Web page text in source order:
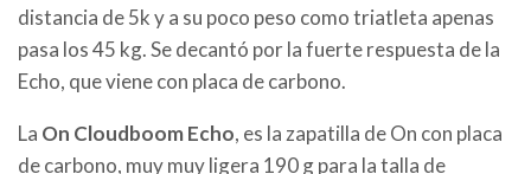
distancia de 5k y a su poco peso como triatleta apenas
pasa los 45 kg. Se decantó por la fuerte respuesta de la
Echo, que viene con placa de carbono.
La On Cloudboom Echo, es la zapatilla de On con placa
de carbono, muy muy ligera 190 g para la talla de